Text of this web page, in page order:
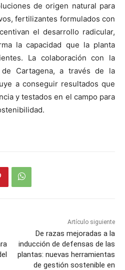
de origen natural para
fertilizantes formulados con
el desarrollo radicular,
la capacidad que la planta
La colaboración con la
de Cartagena, a través de la
a conseguir resultados que
y testados en el campo para
Artículo siguiente
De razas mejoradas a la
inducción de defensas de las
plantas: nuevas herramientas
de gestión sostenible en